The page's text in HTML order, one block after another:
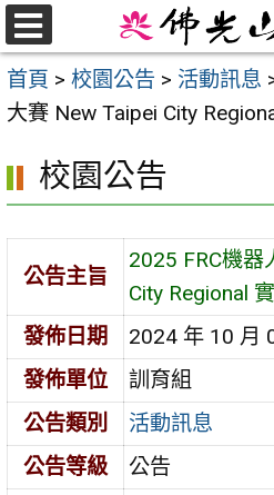
跳
至
主
要
首頁 > 校園公告 > 活動訊息
大賽 New Taipei City
校園公告
公告主旨
2025 FRC機器
City Regional
發佈日期
2024 年 10 月
發佈單位
訓育組
公告類別
活動訊息
公告等級
公告
選
單